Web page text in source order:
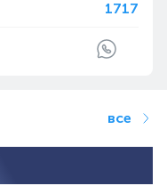
1717
все